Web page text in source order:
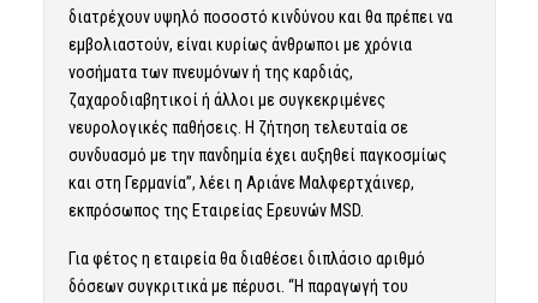
διατρέχουν υψηλό ποσοστό κινδύνου και θα πρέπει να
εμβολιαστούν, είναι κυρίως άνθρωποι με χρόνια
νοσήματα των πνευμόνων ή της καρδιάς,
ζαχαροδιαβητικοί ή άλλοι με συγκεκριμένες
νευρολογικές παθήσεις. Η ζήτηση τελευταία σε
συνδυασμό με την πανδημία έχει αυξηθεί παγκοσμίως
και στη Γερμανία”, λέει η Αριάνε Μαλφερτχάινερ,
εκπρόσωπος της Εταιρείας Ερευνών MSD.
Για φέτος η εταιρεία θα διαθέσει διπλάσιο αριθμό
δόσεων συγκριτικά με πέρυσι. “Η παραγωγή του